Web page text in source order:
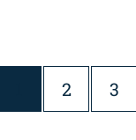
2 3